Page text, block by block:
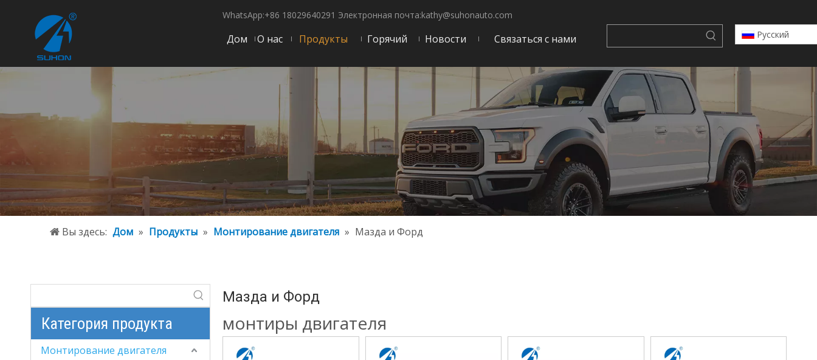
WhatsApp:+86 18029640291 Электронная почта:kathy@suhonauto.com
Дом О нас Продукты Горячий Новости Связаться с нами Pусский
Вы здесь: Дом » Продукты » Монтирование двигателя » Мазда и Форд
Категория продукта
Монтирование двигателя
Мазда и Форд
монтиры двигателя